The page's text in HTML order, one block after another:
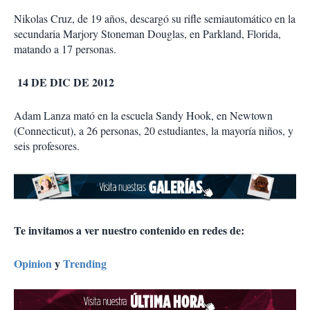
Nikolas Cruz, de 19 años, descargó su rifle semiautomático en la
secundaria Marjory Stoneman Douglas, en Parkland, Florida,
matando a 17 personas.
14 DE DIC DE 2012
Adam Lanza mató en la escuela Sandy Hook, en Newtown
(Connecticut), a 26 personas, 20 estudiantes, la mayoría niños, y
seis profesores.
Te invitamos a ver nuestro contenido en redes de:
Opinion yTrending